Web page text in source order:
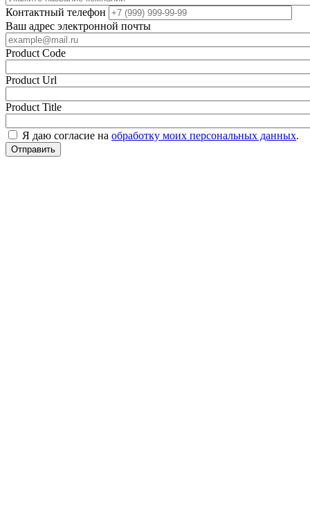
Контактный телефон
Ваш адрес электронной почты
Product Code
Product Url
Product Title
Я даю согласие на обработку моих персональных данных.
Отправить